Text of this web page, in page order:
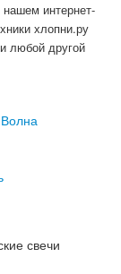
интернет-
хлопни.ру
любой другой
свечи